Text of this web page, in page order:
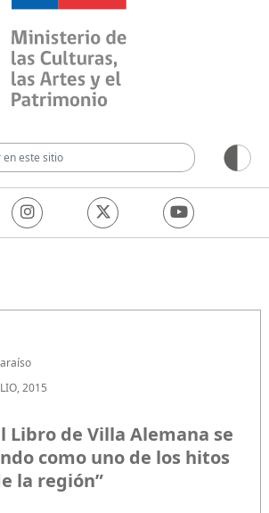
de las
2015
Libro de Villa Alemana se
como uno de los hitos
la región”